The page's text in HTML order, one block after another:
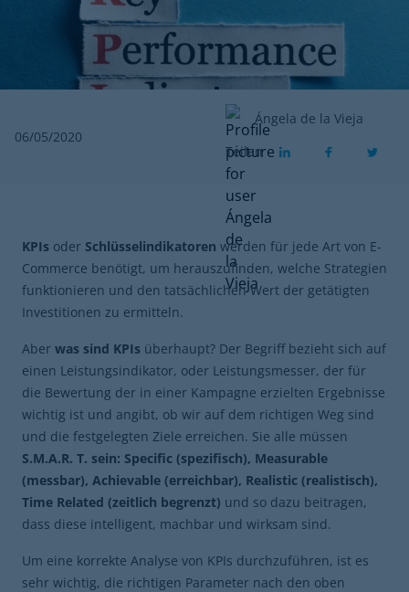
06/05/2020
Ángela de la Vieja
Teilen
KPIs oder Schlüsselindikatoren werden für jede Art von E-
Commerce benötigt, um herauszufinden, welche Strategien
funktionieren und den tatsächlichen Wert der getätigten
Investitionen zu ermitteln.
Aber was sind KPIs überhaupt? Der Begriff bezieht sich auf
einen Leistungsindikator, oder Leistungsmesser, der für
die Bewertung der in einer Kampagne erzielten Ergebnisse
wichtig ist und angibt, ob wir auf dem richtigen Weg sind
und die festgelegten Ziele erreichen. Sie alle müssen
S.M.A.R. T. sein: Specific (spezifisch), Measurable
(messbar), Achievable (erreichbar), Realistic (realistisch),
Time Related (zeitlich begrenzt) und so dazu beitragen,
dass diese intelligent, machbar und wirksam sind.
Um eine korrekte Analyse von KPIs durchzuführen, ist es
sehr wichtig, die richtigen Parameter nach den oben